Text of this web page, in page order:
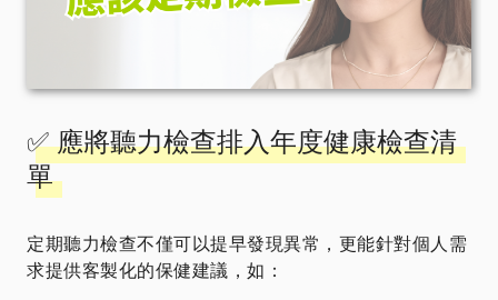
✅ 應將聽力檢查排入年度健康檢查清
單
定期聽力檢查不僅可以提早發現異常，更能針對個人需
求提供客製化的保健建議，如：